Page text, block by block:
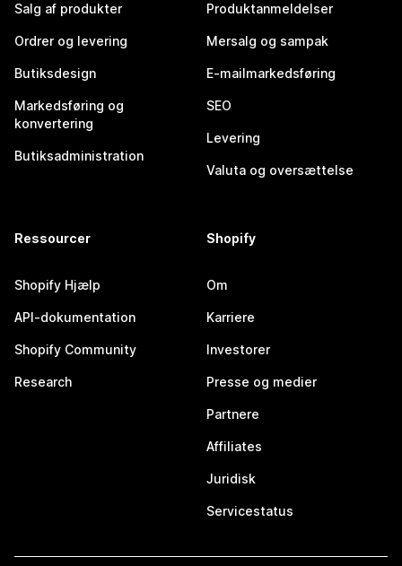
Salg af produkter
Ordrer og levering
Butiksdesign
Markedsføring og
konvertering
Butiksadministration
Produktanmeldelser
Mersalg og sampak
E-mailmarkedsføring
SEO
Levering
Valuta og oversættelse
Ressourcer
Shopify Hjælp
API-dokumentation
Shopify Community
Research
Shopify
Om
Karriere
Investorer
Presse og medier
Partnere
Affiliates
Juridisk
Servicestatus